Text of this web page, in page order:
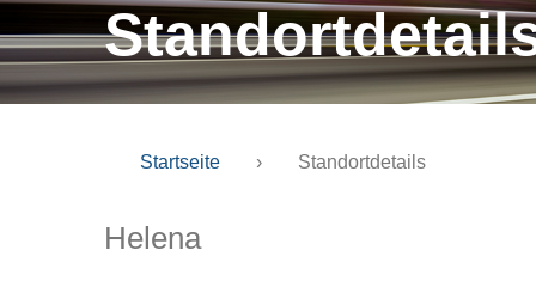
Startseite › Standortdetails
Helena